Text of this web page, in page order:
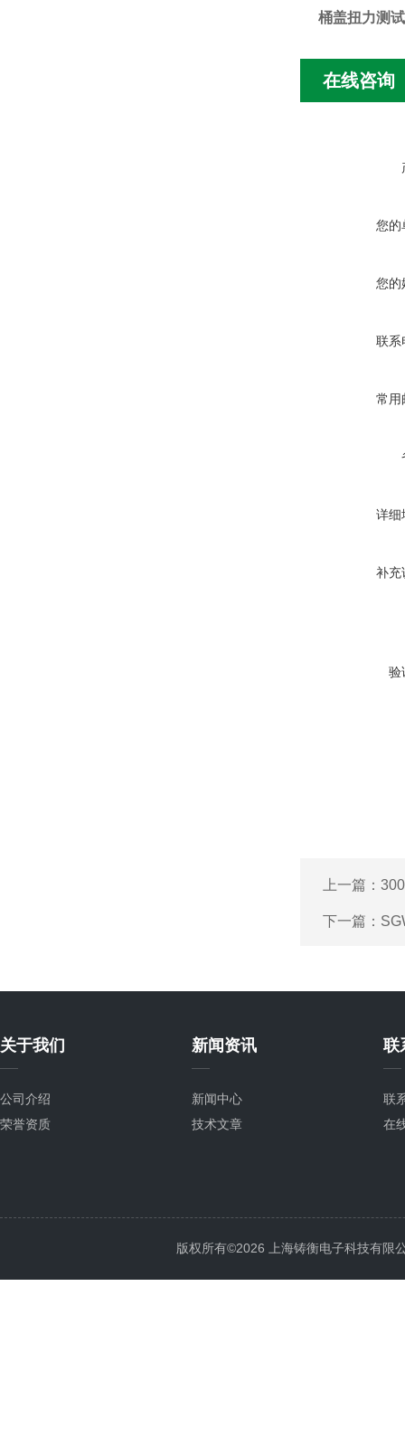
桶盖扭力测
在线咨询
您的
您的
联系
常用
详细
补充
验
上一篇：
下一篇：
关于我们
公司介绍
荣誉资质
新闻资讯
新闻中心
技术文章
联
联
在
版权所有©2026 上海铸衡电子科技有